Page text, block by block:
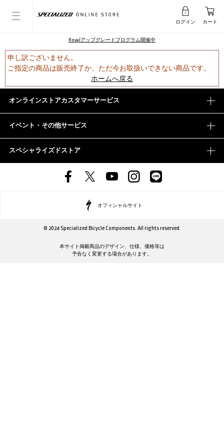
ログイン カート
Rovalアップグレードプログラム開催中
申し訳ございません。
ご指定の商品は販売終了か、ただ今お取扱いできない商品です。
ホームへ戻る
オンラインストアカスタマーサービス
イベント・その他サービス
スペシャライズドストア
オフィシャルサイト
© 2024 Specialized Bicycle Components. All rights reserved.
本サイト掲載商品のデザイン、仕様、価格等は
予告なく変更する場合があります。